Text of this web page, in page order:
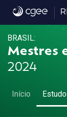
5.3
BRASIL:
Mestres
2024
Início Estudo